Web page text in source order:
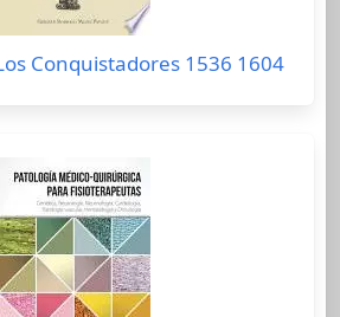
Conquistadores 1536 1604